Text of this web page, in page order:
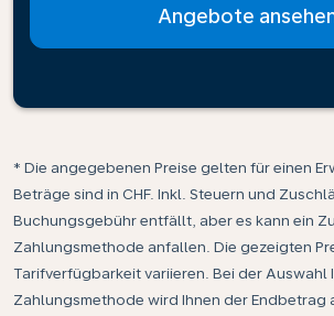
Angebote
* Die angegebenen Preise gelten für einen
Beträge sind in CHF. Inkl. Steuern und
Buchungsgebühr entfällt, aber es kann ein
Zahlungsmethode anfallen. Die gezeigten
Tarifverfügbarkeit variieren. Bei der Auswahl
Zahlungsmethode wird Ihnen der Endbetrag